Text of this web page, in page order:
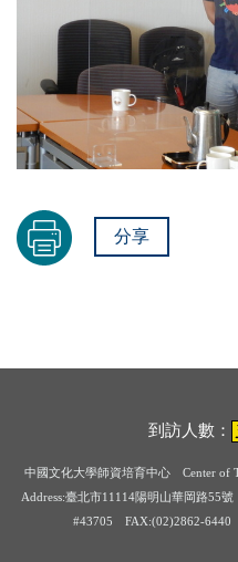
分享
到訪人數：
中國文化大學師資培育中心 Center of
Address:臺北市11114陽明山華岡路
#43705 FAX:(02)2862-6440